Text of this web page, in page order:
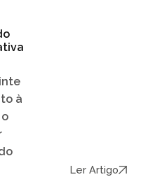
à
Ler Artigo